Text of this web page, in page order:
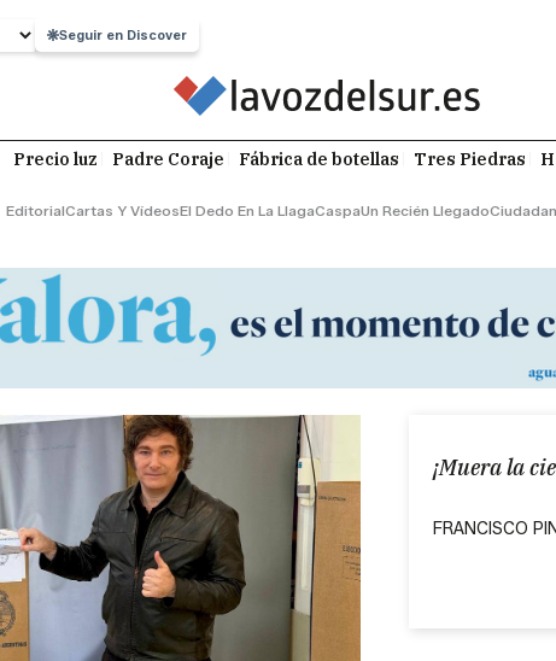
Seguir en Discover
Precio luz Padre Coraje Fábrica de botellas Tres Piedras
EditorialCartas Y VídeosEl Dedo En La LlagaCaspaUn Recién Llegado
¡Muera la
FRANCISCO